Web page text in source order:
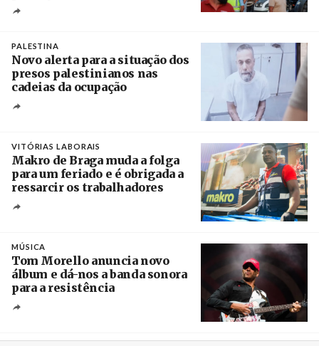
PALESTINA
Novo alerta para a situação dos
presos palestinianos nas
cadeias da ocupação
VITÓRIAS LABORAIS
Makro de Braga muda a folga
para um feriado e é obrigada a
ressarcir os trabalhadores
MÚSICA
Tom Morello anuncia novo
álbum e dá-nos a banda sonora
para a resistência